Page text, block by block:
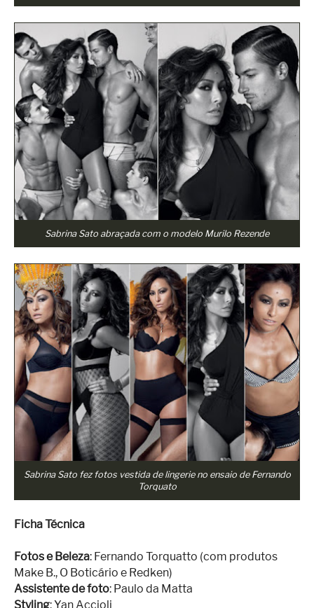
Sabrina Sato abraçada com o modelo Murilo Rezende
Sabrina Sato fez fotos vestida de lingerie no ensaio de Fernando
Torquato
Ficha Técnica
Fotos e Beleza: Fernando Torquatto (com produtos
Make B., O Boticário e Redken)
Assistente de foto: Paulo da Matta
Styling: Yan Accioli